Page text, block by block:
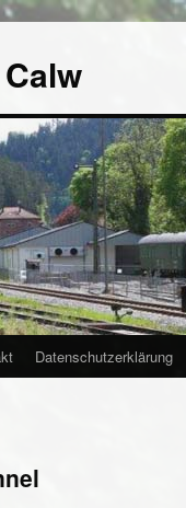
Datenschutzerklärung